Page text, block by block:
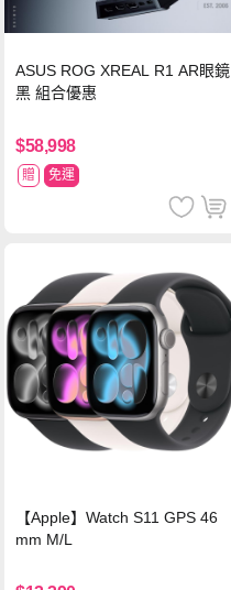
ASUS ROG XREAL R1 AR眼鏡
黑 組合優惠
$58,998
贈 免運
【Apple】Watch S11 GPS 46
mm M/L